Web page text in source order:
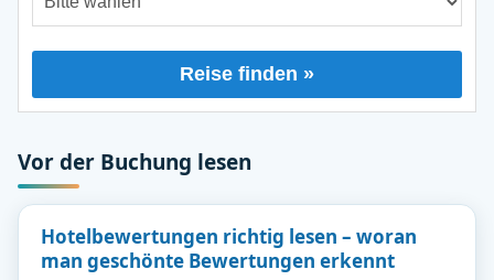
Reise finden »
Vor der Buchung lesen
Hotelbewertungen richtig lesen – woran
man geschönte Bewertungen erkennt